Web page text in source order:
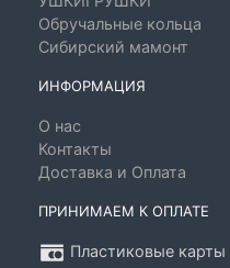
Обручальные кольца
Сибирский мамонт
ИНФОРМАЦИЯ
О нас
Контакты
Доставка и Оплата
ПРИНИМАЕМ К ОПЛАТЕ
Пластиковые карты